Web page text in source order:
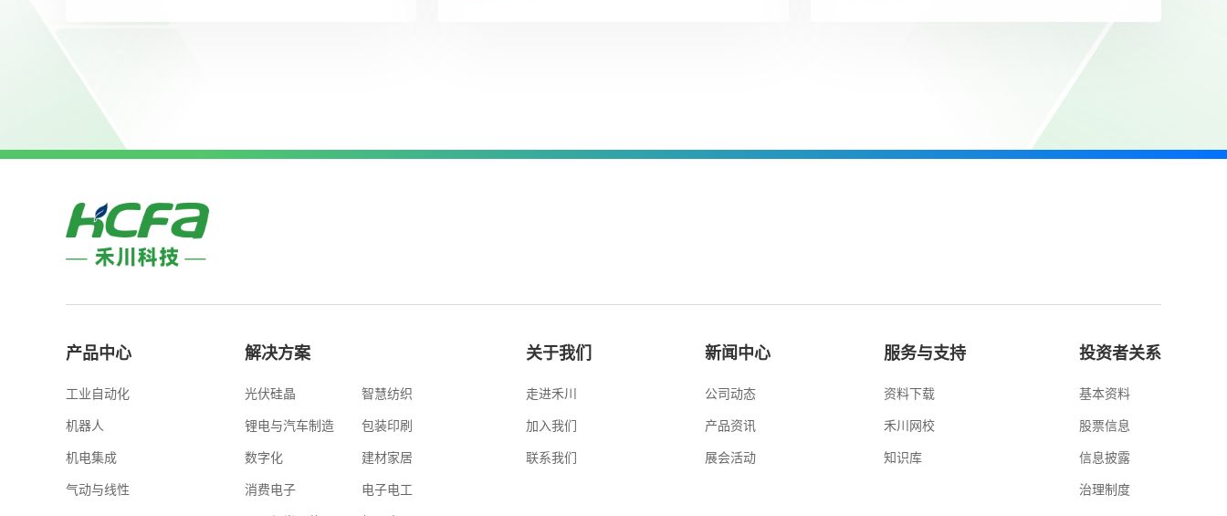
产品中心
工业自动化
机器人
机电集成
气动与线性
解决方案
光伏硅晶
锂电与汽车制造
数字化
消费电子
智慧纺织
包装印刷
建材家居
电子电工
关于我们
走进禾川
加入我们
联系我们
新闻中心
公司动态
产品资讯
展会活动
服务与支持
资料下载
禾川网校
知识库
投资者关系
基本资料
股票信息
信息披露
治理制度